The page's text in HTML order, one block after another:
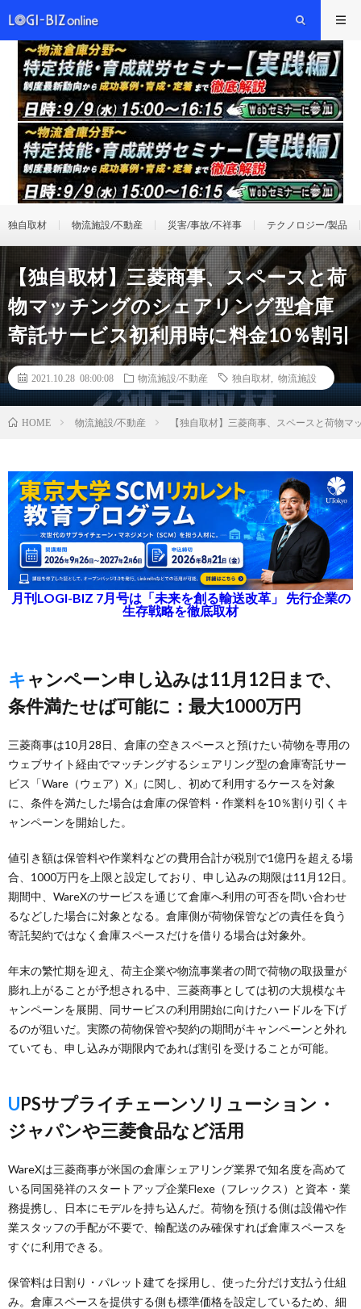
独自取材 物流施設/不動産 災害/事故/不祥事 テクノロジー/製品
【独自取材】三菱商事、スペースと荷
物マッチングのシェアリング型倉庫
寄託サービス初利用時に料金10％割引
2021.10.28 08:00:08 物流施設/不動産 独自取材 物流施設
HOME 物流施設/不動産 【独自取材】三菱商事、スペースと荷物
月刊LOGI-BIZ 7月号は「未来を創る輸送改革」 先行企業の
生存戦略を徹底取材
キャンペーン申し込みは11月12日まで、
条件満たせば可能に：最大1000万円
三菱商事は10月28日、倉庫の空きスペースと預けたい荷物を専用の
ウェブサイト経由でマッチングするシェアリング型の倉庫寄託サー
ビス「Ware（ウェア）X」に関し、初めて利用するケースを対象
に、条件を満たした場合は倉庫の保管料・作業料を10％割り引くキ
ャンペーンを開始した。
値引き額は保管料や作業料などの費用合計が税別で1億円を超える場
合、1000万円を上限と設定しており、申し込みの期限は11月12日。
期間中、WareXのサービスを通じて倉庫へ利用の可否を問い合わせ
るなどした場合に対象となる。倉庫側が荷物保管などの責任を負う
寄託契約ではなく倉庫スペースだけを借りる場合は対象外。
年末の繁忙期を迎え、荷主企業や物流事業者の間で荷物の取扱量が
膨れ上がることが予想される中、三菱商事としては初の大規模なキ
ャンペーンを展開、同サービスの利用開始に向けたハードルを下げ
るのが狙いだ。実際の荷物保管や契約の期間がキャンペーンと外れ
ていても、申し込みが期限内であれば割引を受けることが可能。
UPSサプライチェーンソリューション・
ジャパンや三菱食品など活用
WareXは三菱商事が米国の倉庫シェアリング業界で知名度を高めて
いる同国発祥のスタートアップ企業Flexe（フレックス）と資本・業
務提携し、日本にモデルを持ち込んだ。荷物を預ける側は設備や作
業スタッフの手配が不要で、輸配送のみ確保すれば倉庫スペースを
すぐに利用できる。
保管料は日割り・パレット建てを採用し、使った分だけ支払う仕組
み。倉庫スペースを提供する側も標準価格を設定しているため、細